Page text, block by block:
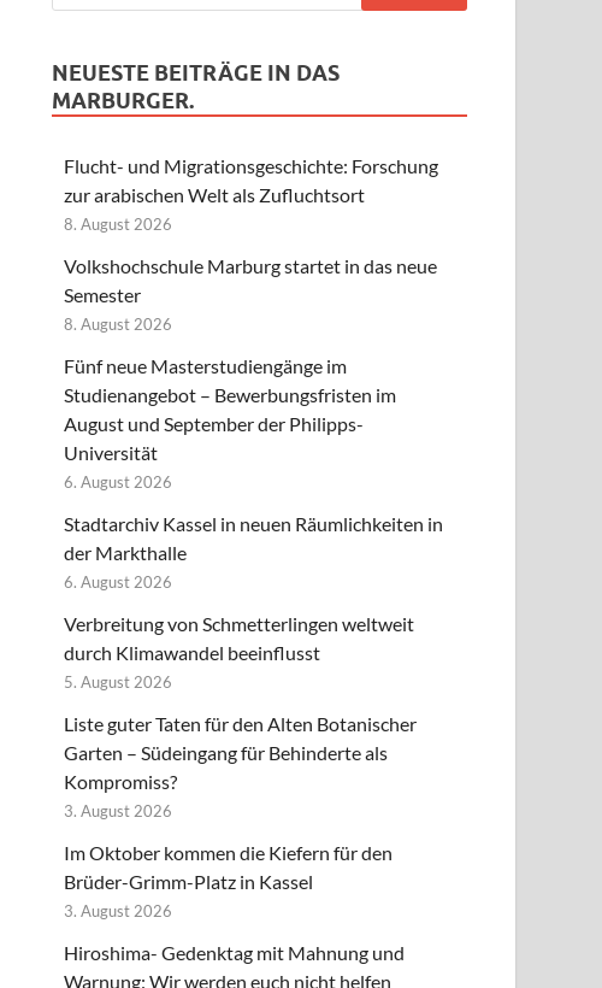
NEUESTE BEITRÄGE IN DAS
MARBURGER.
Flucht- und Migrationsgeschichte: Forschung
zur arabischen Welt als Zufluchtsort
8. August 2026
Volkshochschule Marburg startet in das neue
Semester
8. August 2026
Fünf neue Masterstudiengänge im
Studienangebot – Bewerbungsfristen im
August und September der Philipps-
Universität
6. August 2026
Stadtarchiv Kassel in neuen Räumlichkeiten in
der Markthalle
6. August 2026
Verbreitung von Schmetterlingen weltweit
durch Klimawandel beeinflusst
5. August 2026
Liste guter Taten für den Alten Botanischer
Garten – Südeingang für Behinderte als
Kompromiss?
3. August 2026
Im Oktober kommen die Kiefern für den
Brüder-Grimm-Platz in Kassel
3. August 2026
Hiroshima- Gedenktag mit Mahnung und
Warnung: Wir werden euch nicht helfen